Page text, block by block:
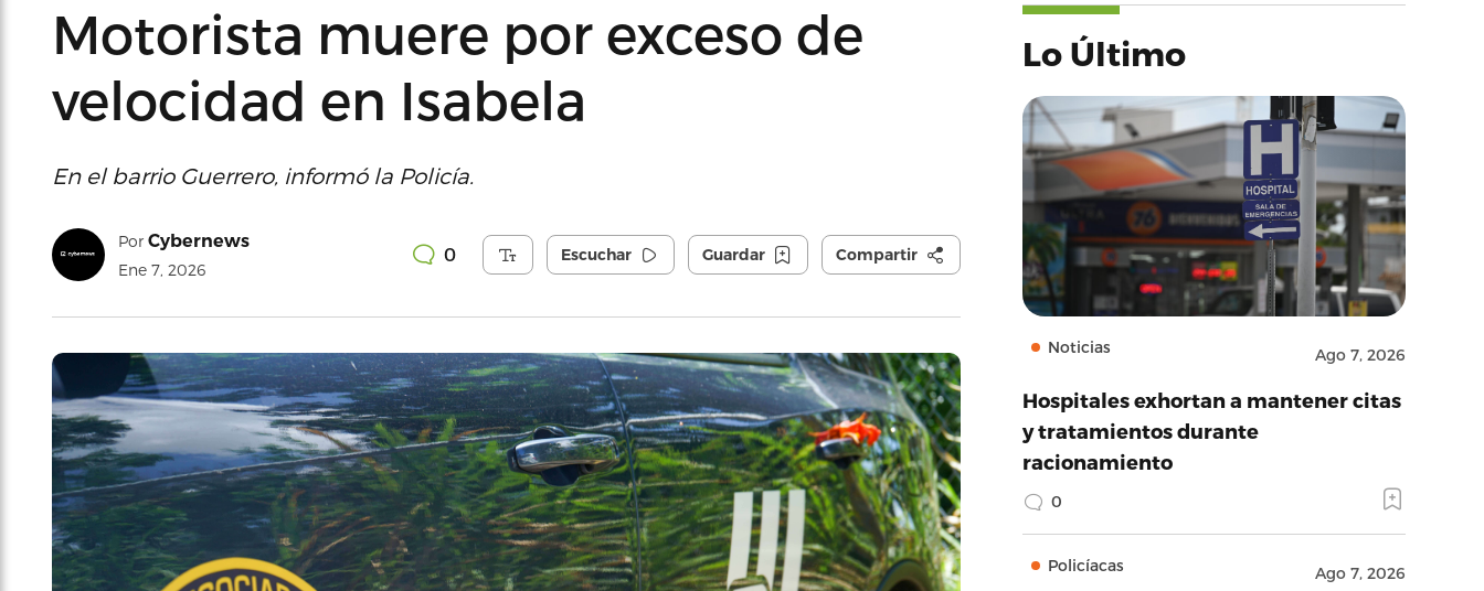
Motorista muere por exceso de
velocidad en Isabela
En el barrio Guerrero, informó la Policía.
Por Cybernews
Ene 7, 2026
0 Escuchar Guardar Compartir
Lo Último
Noticias Ago 7, 2026
Hospitales exhortan a mantener citas
y tratamientos durante
racionamiento
0
Policíacas Ago 7, 2026